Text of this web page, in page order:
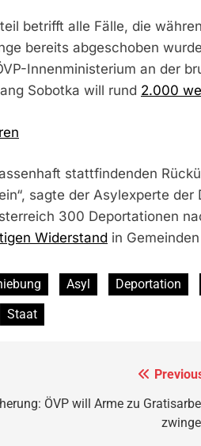
betrifft alle Fälle, die
bereits abgeschoben
Innenministerium an der
Sobotka will rund 2.000
stattfindenden
sagte der Asylexperte der
300 Deportationen
Widerstand in
Asyl Deportation
Staat
ÖVP will Arme zu